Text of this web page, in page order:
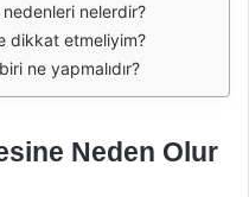
nelerdir?
dikkat etmeliyim?
ne yapmalıdır?
Neden Olur